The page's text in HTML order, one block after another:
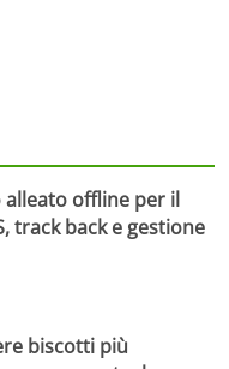
alleato offline per il
track back e gestione
biscotti più